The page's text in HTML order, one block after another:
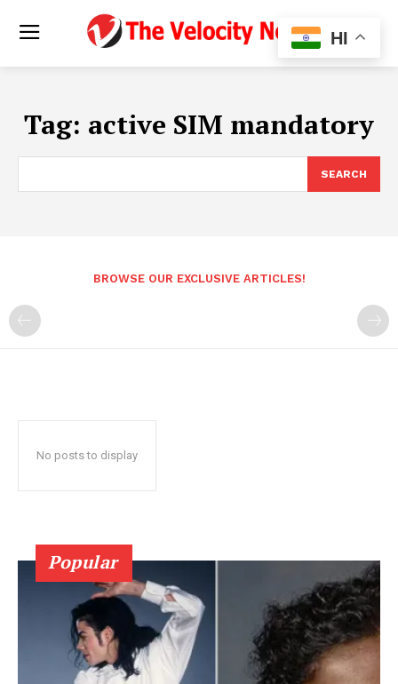
Tag: active SIM mandatory
SEARCH
BROWSE OUR EXCLUSIVE ARTICLES!
No posts to display
Popular
HI